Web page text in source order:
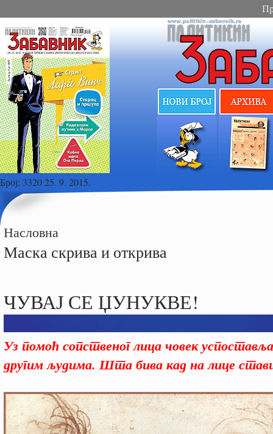
Број: 3320 25. 9. 2015.
Насловна
Маска скрива и открива
ЧУВАЈ СЕ ЏУНУКВЕ!
Уз помоћ сопственог лица човек
другим људима. Шта бива кад на лице